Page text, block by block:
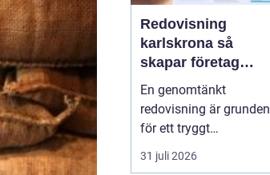
Redovisning
karlskrona så
skapar företag
bättre kontroll och
trygg ekonomi
En genomtänkt
redovisning är grunden
för ett tryggt
företagande. När
siffrorna är korrekta och
31 juli 2026